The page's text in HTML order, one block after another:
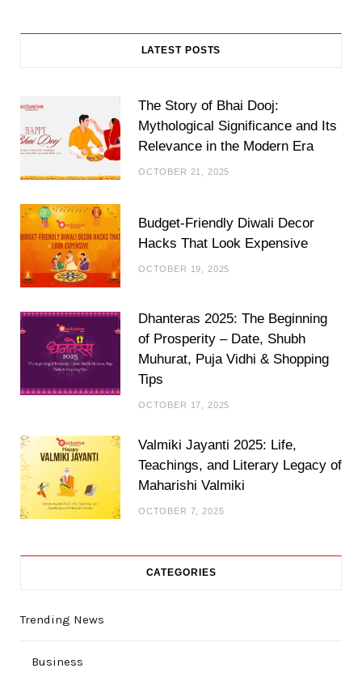
LATEST POSTS
The Story of Bhai Dooj:
Mythological Significance and Its
Relevance in the Modern Era
OCTOBER 21, 2025
Budget-Friendly Diwali Decor
Hacks That Look Expensive
OCTOBER 19, 2025
Dhanteras 2025: The Beginning
of Prosperity – Date, Shubh
Muhurat, Puja Vidhi & Shopping
Tips
OCTOBER 17, 2025
Valmiki Jayanti 2025: Life,
Teachings, and Literary Legacy of
Maharishi Valmiki
OCTOBER 7, 2025
CATEGORIES
Trending News
Business